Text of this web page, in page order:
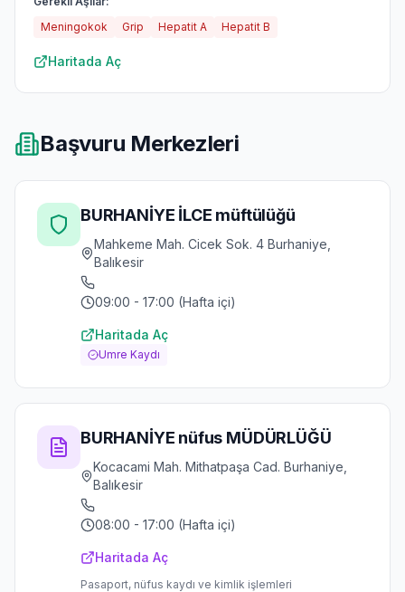
Meningokok
Grip Hepatit A Hepatit B
Haritada Aç
Başvuru Merkezleri
BURHANİYE İLCE müftülüğü
Mahkeme Mah. Cicek Sok. 4 Burhaniye,
Balıkesir
09:00 - 17:00 (Hafta içi)
Haritada Aç
Umre Kaydı
BURHANİYE nüfus MÜDÜRLÜĞÜ
Kocacami Mah. Mithatpaşa Cad. Burhaniye,
Balıkesir
08:00 - 17:00 (Hafta içi)
Haritada Aç
Pasaport, nüfus kaydı ve kimlik işlemleri